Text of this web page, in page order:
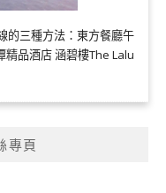
的三種方法：東方餐廳午
精品酒店 涵碧樓The Lalu
專頁